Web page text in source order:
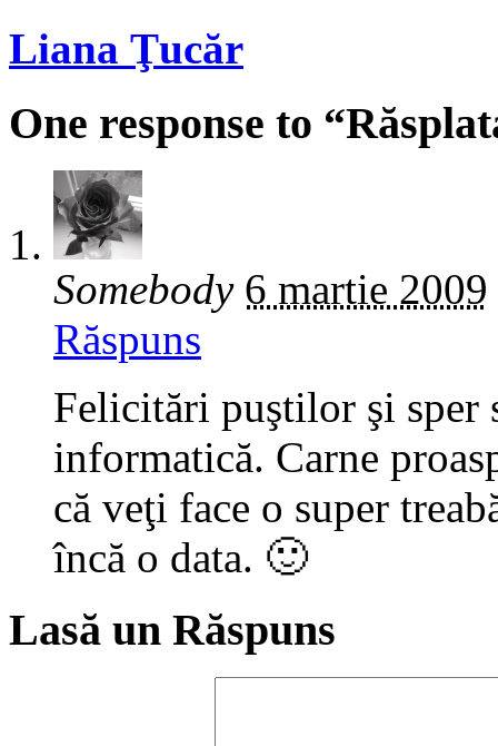
Liana Ţucăr
One response to
Somebody 6 martie 2009
Răspuns
Felicitări puştilor şi sper
informatică. Carne
că veţi face o super
încă o data. 🙂
Lasă un Răspuns